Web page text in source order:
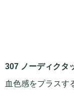
307 ノーディクタ
血色感をプラスす